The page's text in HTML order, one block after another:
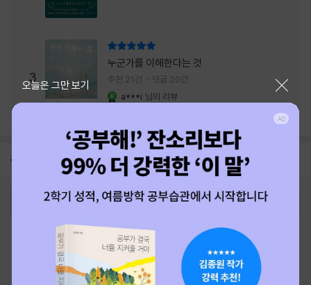
3
누군가를 이해한다는 것
추천 21건 댓글 20건
a***i 님의 리뷰
공지 26년 NBCI 수상 안내
2026-08-01
오늘은 그만 보기
로그인 최근 본 상품 주문/배송
고객센터 1544-3800 티켓 1544-6399
중고샵 1566-4295
eBook 1:1문의/채팅상담
예스이십사(주) 사업자 정보